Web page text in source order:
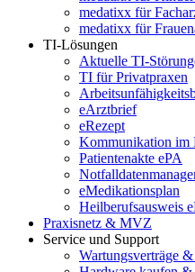
medatixx für
medatixx für
TI-Lösungen
Aktuelle TI-
TI für Privatpraxen
eArztbrief
eRezept
Kommunikation
Patientenakte ePA
eMedikationsplan
Heilberufsausweis
Praxisnetz & MVZ
Service und Support
Wartungsverträge